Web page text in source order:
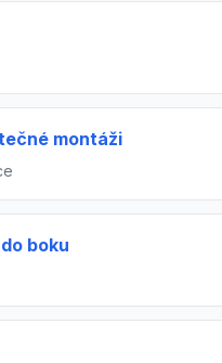
montáži
boku